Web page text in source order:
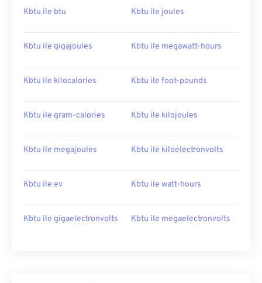
Kbtu ile btu Kbtu ile joules
Kbtu ile gigajoules Kbtu ile megawatt-hours
Kbtu ile kilocalories Kbtu ile foot-pounds
Kbtu ile gram-calories Kbtu ile kilojoules
Kbtu ile megajoules Kbtu ile kiloelectronvolts
Kbtu ile ev Kbtu ile watt-hours
Kbtu ile gigaelectronvolts Kbtu ile megaelectronvolts